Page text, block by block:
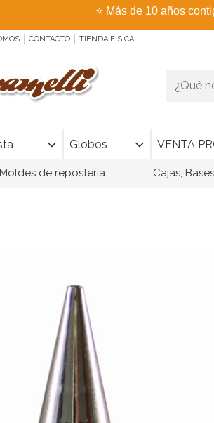
⭐ Más de 10 años
CONTACTO TIENDA FÍSICA
Globos VENTA
Moldes de repostería Cajas,